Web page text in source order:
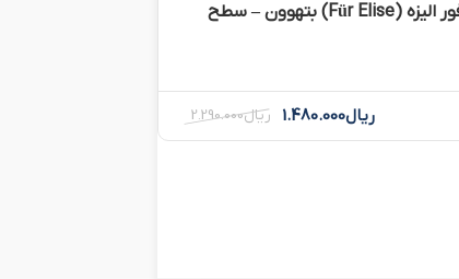
آموزش قطعه فور الیزه (Für Elise) بتهوون – سطح
ریال2.290.000 ریال1.480.000